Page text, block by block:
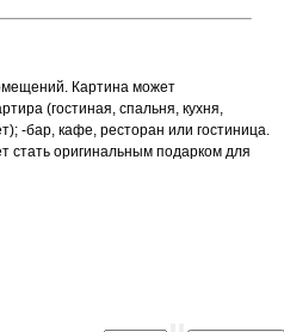
Картина может
(гостиная, спальня, кухня,
-бар, кафе, ресторан или гостиница.
стать оригинальным подарком для